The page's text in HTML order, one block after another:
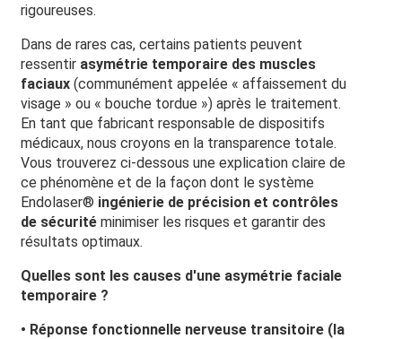
rigoureuses.
Dans de rares cas, certains patients peuvent
ressentir asymétrie temporaire des muscles
faciaux(communément appelée « affaissement du
visage » ou « bouche tordue ») après le traitement.
En tant que fabricant responsable de dispositifs
médicaux, nous croyons en la transparence totale.
Vous trouverez ci-dessous une explication claire de
ce phénomène et de la façon dont le système
Endolaser® ingénierie de précision et contrôles
de sécuritéminimiser les risques et garantir des
résultats optimaux.
Quelles sont les causes d'une asymétrie faciale
temporaire ?
• Réponse fonctionnelle nerveuse transitoire (la